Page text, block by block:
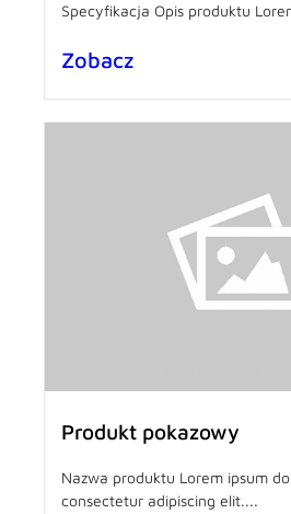
Specyfikacja Opis produktu
Zobacz
Produkt pokazowy
Nazwa produktu Lorem ipsum
consectetur adipiscing elit....